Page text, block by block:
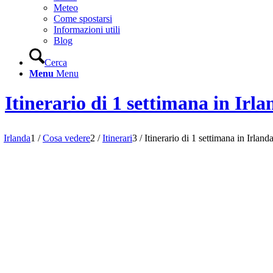
Meteo
Come spostarsi
Informazioni utili
Blog
Cerca
Menu Menu
Itinerario di 1 settimana in
Irlanda1 / Cosa vedere2 / Itinerari3 / Itinerario di 1 settimana in Irlanda